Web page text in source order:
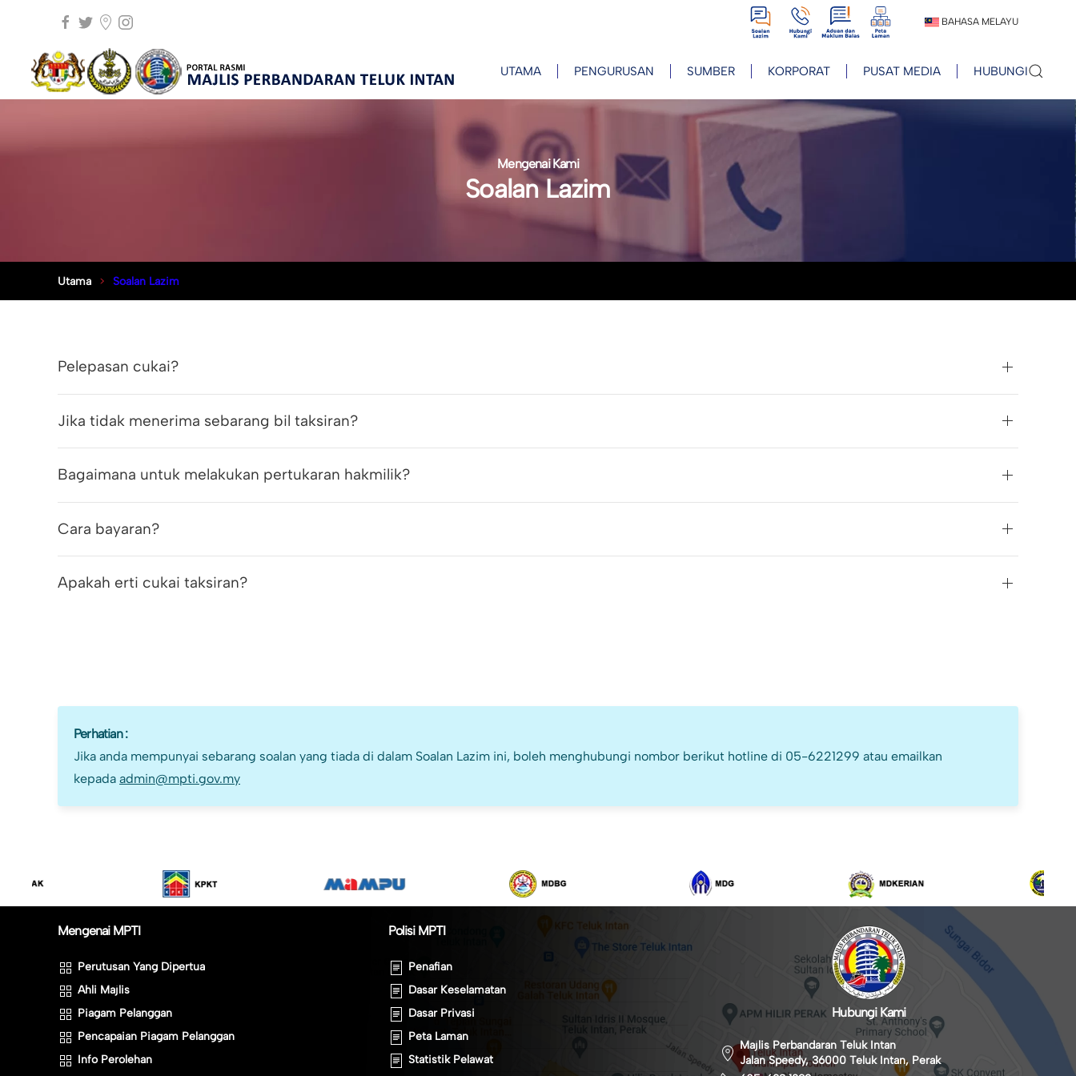
View View View View BAHASA MELAYU
UTAMA PENGURUSAN SUMBER KORPORAT PUSAT MEDIA HUBUNGI
Mengenai Kami
Soalan Lazim
Utama Soalan Lazim
Pelepasan cukai?
Jika tidak menerima sebarang bil taksiran?
Bagaimana untuk melakukan pertukaran hakmilik?
Cara bayaran?
Apakah erti cukai taksiran?
Perhatian :
Jika anda mempunyai sebarang soalan yang tiada di dalam Soalan Lazim ini, boleh menghubungi nombor berikut hotline di 05-6221299 atau emailkan
kepada admin@mpti.gov.my
Mengenai MPTI
Perutusan Yang Dipertua
Ahli Majlis
Piagam Pelanggan
Pencapaian Piagam Pelanggan
Info Perolehan
Polisi MPTI
Penafian
Dasar Keselamatan
Dasar Privasi
Peta Laman
Statistik Pelawat
Hubungi Kami
Majlis Perbandaran Teluk Intan
Jalan Speedy, 36000 Teluk Intan, Perak